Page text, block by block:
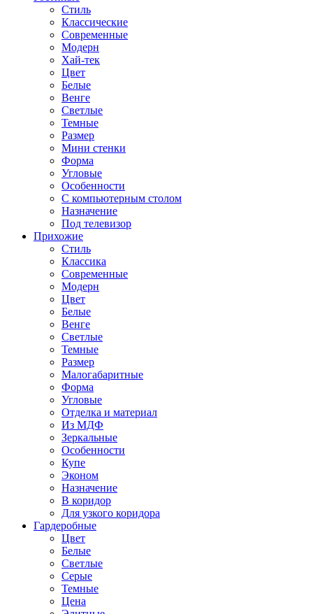
Стиль
Классические
Современные
Модерн
Хай-тек
Цвет
Белые
Венге
Светлые
Темные
Размер
Мини стенки
Форма
Угловые
Особенности
С компьютерным столом
Назначение
Под телевизор
Прихожие
Стиль
Классика
Современные
Модерн
Цвет
Белые
Венге
Светлые
Темные
Размер
Малогабаритные
Форма
Угловые
Отделка и материал
Из МДФ
Зеркальные
Особенности
Купе
Эконом
Назначение
В коридор
Для узкого коридора
Гардеробные
Цвет
Белые
Светлые
Серые
Темные
Цена